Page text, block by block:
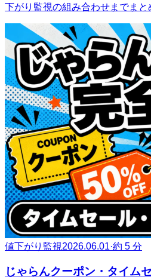
下がり監視の組み合わせまでまと
値下がり監視2026.06.01·約 5 分
じゃらんクーポン・タイム